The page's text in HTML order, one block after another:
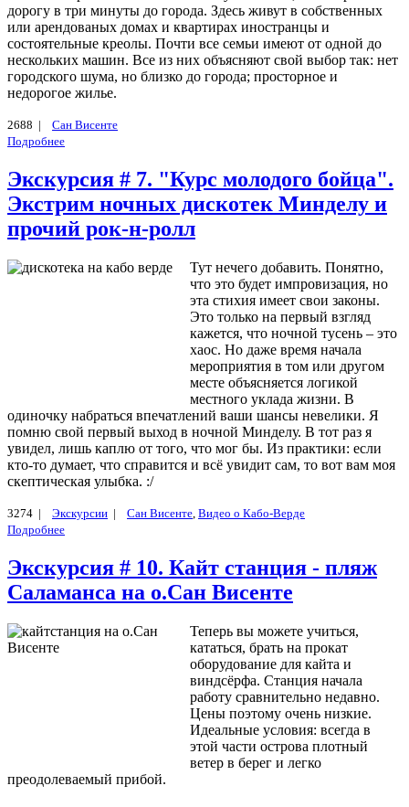
дорогу в три минуты до города. Здесь живут в собственных
или арендованых домах и квартирах иностранцы и
состоятельные креолы. Почти все семьи имеют от одной до
нескольких машин. Все из них объясняют свой выбор так: нет
городского шума, но близко до города; просторное и
недорогое жилье.
2688 |
Сан Висенте
Подробнее
Экскурсия # 7. "Курс молодого бойца".
Экстрим ночных дискотек Минделу и
прочий рок-н-ролл
Тут нечего добавить. Понятно,
что это будет импровизация, но
эта стихия имеет свои законы.
Это только на первый взгляд
кажется, что ночной тусень – это
хаос. Но даже время начала
мероприятия в том или другом
месте объясняется логикой
местного уклада жизни. В
одиночку набраться впечатлений ваши шансы невелики. Я
помню свой первый выход в ночной Минделу. В тот раз я
увидел, лишь каплю от того, что мог бы. Из практики: если
кто-то думает, что справится и всё увидит сам, то вот вам моя
скептическая улыбка. :/
3274 | Экскурсии | Сан Висенте, Видео о Кабо-Верде
Подробнее
Экскурсия # 10. Кайт станция - пляж
Саламанса на о.Сан Висенте
Теперь вы можете учиться,
кататься, брать на прокат
оборудование для кайта и
виндсёрфа. Станция начала
работу сравнительно недавно.
Цены поэтому очень низкие.
Идеальные условия: всегда в
этой части острова плотный
ветер в берег и легко
преодолеваемый прибой.